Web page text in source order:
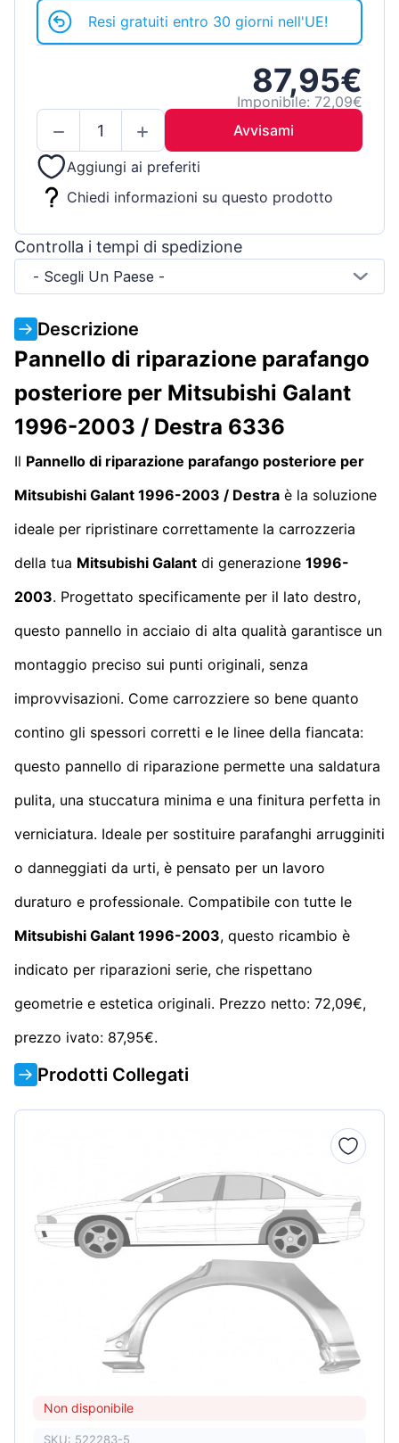
Resi gratuiti entro 30 giorni nell'UE!
87,95€
Imponibile: 72,09€
Avvisami
Aggiungi ai preferiti
Chiedi informazioni su questo prodotto
Controlla i tempi di spedizione
- Scegli Un Paese -
Descrizione
Pannello di riparazione parafango
posteriore per Mitsubishi Galant
1996-2003 / Destra 6336
Il Pannello di riparazione parafango posteriore per
Mitsubishi Galant 1996-2003 / Destra è la soluzione
ideale per ripristinare correttamente la carrozzeria
della tua Mitsubishi Galant di generazione 1996-
2003. Progettato specificamente per il lato destro,
questo pannello in acciaio di alta qualità garantisce un
montaggio preciso sui punti originali, senza
improvvisazioni. Come carrozziere so bene quanto
contino gli spessori corretti e le linee della fiancata:
questo pannello di riparazione permette una saldatura
pulita, una stuccatura minima e una finitura perfetta in
verniciatura. Ideale per sostituire parafanghi arrugginiti
o danneggiati da urti, è pensato per un lavoro
duraturo e professionale. Compatibile con tutte le
Mitsubishi Galant 1996-2003, questo ricambio è
indicato per riparazioni serie, che rispettano
geometrie e estetica originali. Prezzo netto: 72,09€,
prezzo ivato: 87,95€.
Prodotti Collegati
Non disponibile
SKU: 522283-5